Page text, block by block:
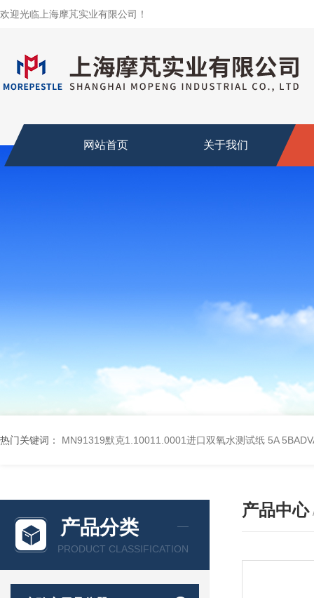
欢迎光临上海摩芃实业有限公司！
网站首页 关于我们
热门关键词： MN91319默克1.10011.0001进口双氧水测试纸 5A
产品分类
PRODUCT CLASSIFICATION
产品中心